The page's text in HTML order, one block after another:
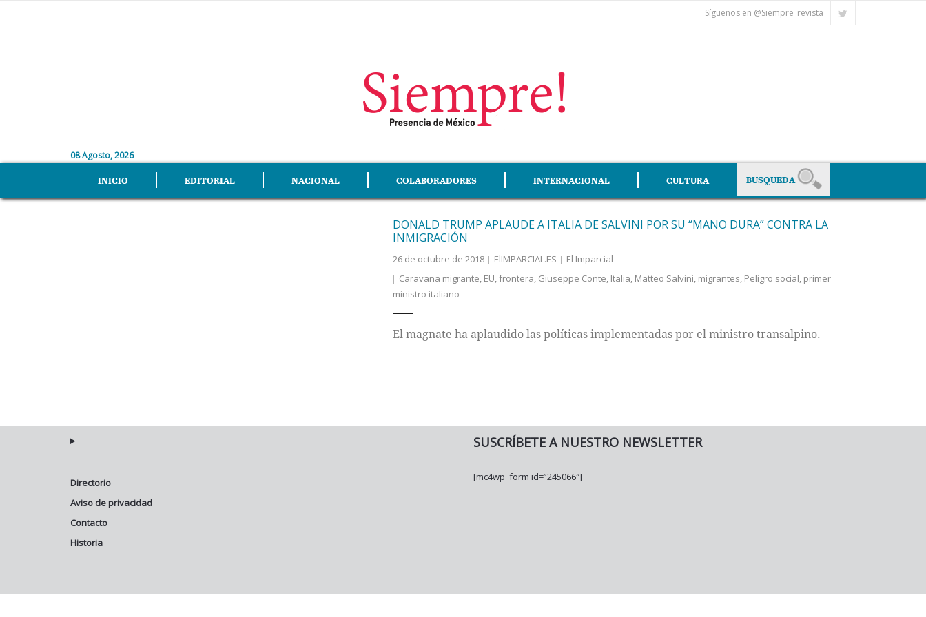
Síguenos en @Siempre_revista
08 Agosto, 2026
INICIO EDITORIAL NACIONAL COLABORADORES INTERNACIONAL CULTURA
DONALD TRUMP APLAUDE A ITALIA DE SALVINI POR SU “MANO DURA” CONTRA LA
INMIGRACIÓN
26 de octubre de 2018 ElIMPARCIAL.ES
El Imparcial
Caravana migrante, EU,frontera, Giuseppe Conte, Italia, Matteo Salvini, migrantes, Peligro social, primer
ministro italiano
El magnate ha aplaudido las políticas implementadas por el ministro transalpino.
Directorio
Aviso de privacidad
Contacto
Historia
SUSCRÍBETE A NUESTRO NEWSLETTER
[mc4wp_form id=”245066″]